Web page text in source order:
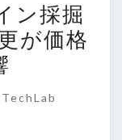
ン採掘
が価格